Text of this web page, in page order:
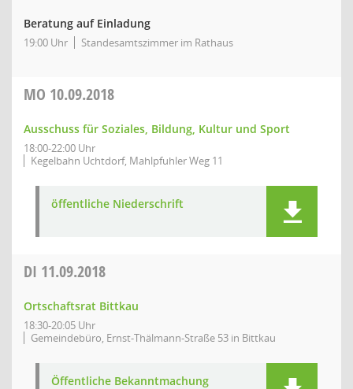
Beratung auf Einladung
19:00 Uhr Standesamtszimmer im Rathaus
MO 10.09.2018
Ausschuss für Soziales, Bildung, Kultur und Sport
18:00-22:00 Uhr
Kegelbahn Uchtdorf, Mahlpfuhler Weg 11
öffentliche Niederschrift
DI 11.09.2018
Ortschaftsrat Bittkau
18:30-20:05 Uhr
Gemeindebüro, Ernst-Thälmann-Straße 53 in Bittkau
Öffentliche Bekanntmachung